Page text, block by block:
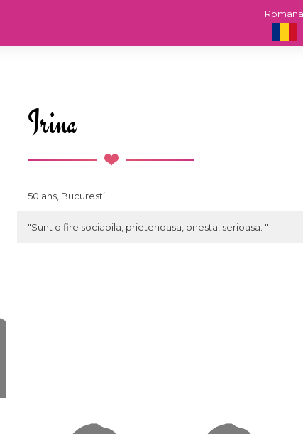
Romana
Irina
50 ans, Bucuresti
"Sunt o fire sociabila, prietenoasa, onesta, serioasa. "